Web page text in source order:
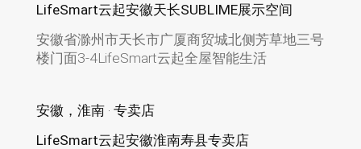
LifeSmart云起安徽天长SUBLIME展示空间
安徽省滁州市天长市广厦商贸城北侧芳草地三号
楼门面3-4LifeSmart云起全屋智能生活
安徽，淮南 · 专卖店
LifeSmart云起安徽淮南寿县专卖店